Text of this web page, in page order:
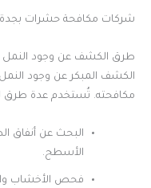
شركات مكافحة حشرات بجدة
طرق الكشف عن وجود النمل
الكشف المبكر عن وجود
مكافحته. تُستخدم عدة طرق
البحث عن أنفاق
الأسطح.
فحص الأخشاب